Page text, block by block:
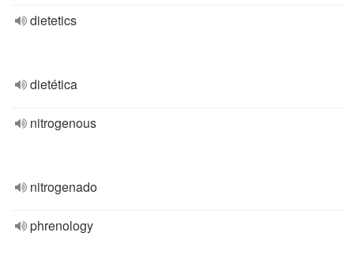
dietetics
dietética
nitrogenous
nitrogenado
phrenology